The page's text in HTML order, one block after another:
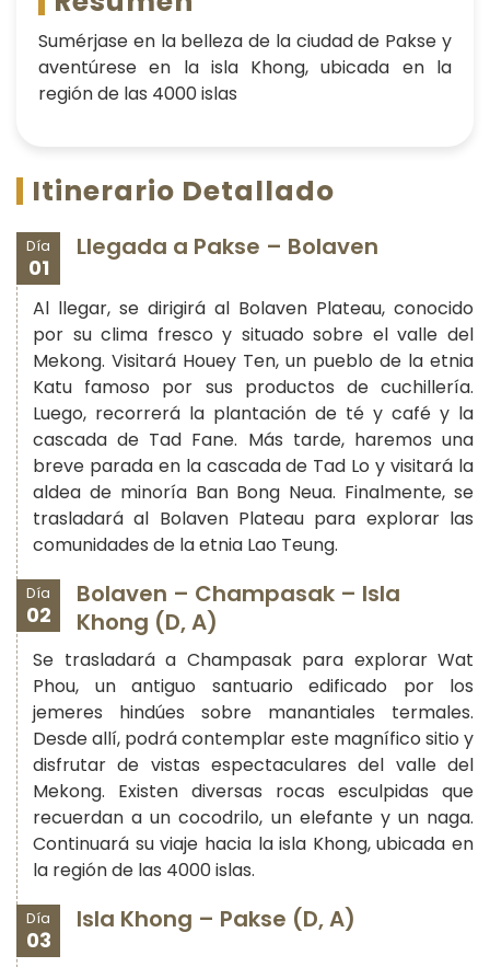
Sumérjase en la belleza de la ciudad de Pakse y
aventúrese en la isla Khong, ubicada en la
región de las 4000 islas
Itinerario Detallado
Día
01
Llegada a Pakse – Bolaven
Al llegar, se dirigirá al Bolaven Plateau, conocido
por su clima fresco y situado sobre el valle del
Mekong. Visitará Houey Ten, un pueblo de la etnia
Katu famoso por sus productos de cuchillería.
Luego, recorrerá la plantación de té y café y la
cascada de Tad Fane. Más tarde, haremos una
breve parada en la cascada de Tad Lo y visitará la
aldea de minoría Ban Bong Neua. Finalmente, se
trasladará al Bolaven Plateau para explorar las
comunidades de la etnia Lao Teung.
Día
02
Bolaven – Champasak – Isla
Khong (D, A)
Se trasladará a Champasak para explorar Wat
Phou, un antiguo santuario edificado por los
jemeres hindúes sobre manantiales termales.
Desde allí, podrá contemplar este magnífico sitio y
disfrutar de vistas espectaculares del valle del
Mekong. Existen diversas rocas esculpidas que
recuerdan a un cocodrilo, un elefante y un naga.
Continuará su viaje hacia la isla Khong, ubicada en
la región de las 4000 islas.
Día
03
Isla Khong – Pakse (D, A)